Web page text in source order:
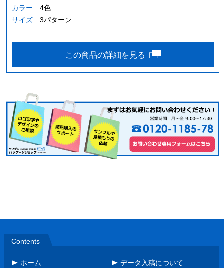
カラー:
4色
サイズ:
3パターン
この商品の詳細を見る
Contents
ホーム データ入稿について